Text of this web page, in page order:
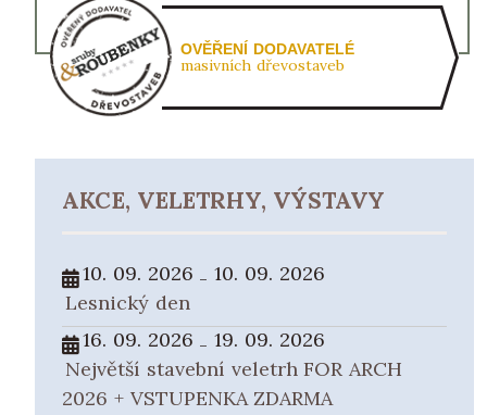
OVĚŘENÍ DODAVATELÉ
masivních dřevostaveb
AKCE, VELETRHY, VÝSTAVY
10. 09. 2026 -10. 09. 2026
Lesnický den
16. 09. 2026 -19. 09. 2026
Největší stavební veletrh FOR ARCH
2026 + VSTUPENKA ZDARMA